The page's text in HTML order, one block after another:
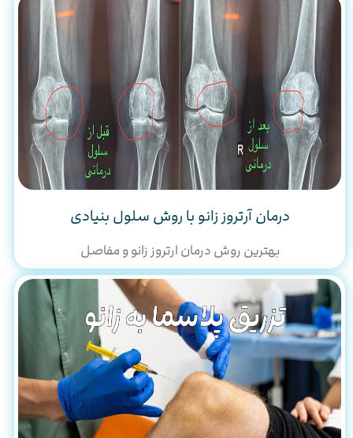
درمان آرتروز زانو با روش سلول بنیادی
بهترین روش درمان ارتروز زانو و مفاصل